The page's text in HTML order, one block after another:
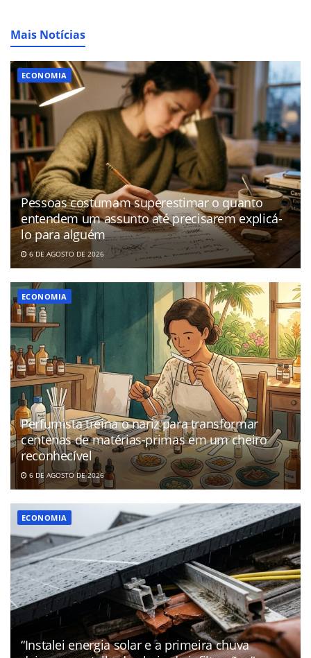
Mais Notícias
ECONOMIA
Pessoas costumam superestimar o quanto
entendem um assunto até precisarem explicá-
lo para alguém
6 DE AGOSTO DE 2026
ECONOMIA
Perfumista treina o nariz para transformar
centenas de matérias-primas em um cheiro
reconhecível
6 DE AGOSTO DE 2026
ECONOMIA
“Instalei energia solar e a primeira chuva